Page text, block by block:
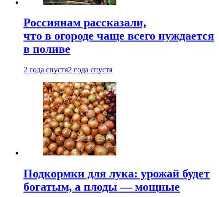
Россиянам рассказали,
что в огороде чаще всего нуждается
в поливе
2 года спустя2 года спустя
Подкормки для лука: урожай будет
богатым, а плоды — мощные